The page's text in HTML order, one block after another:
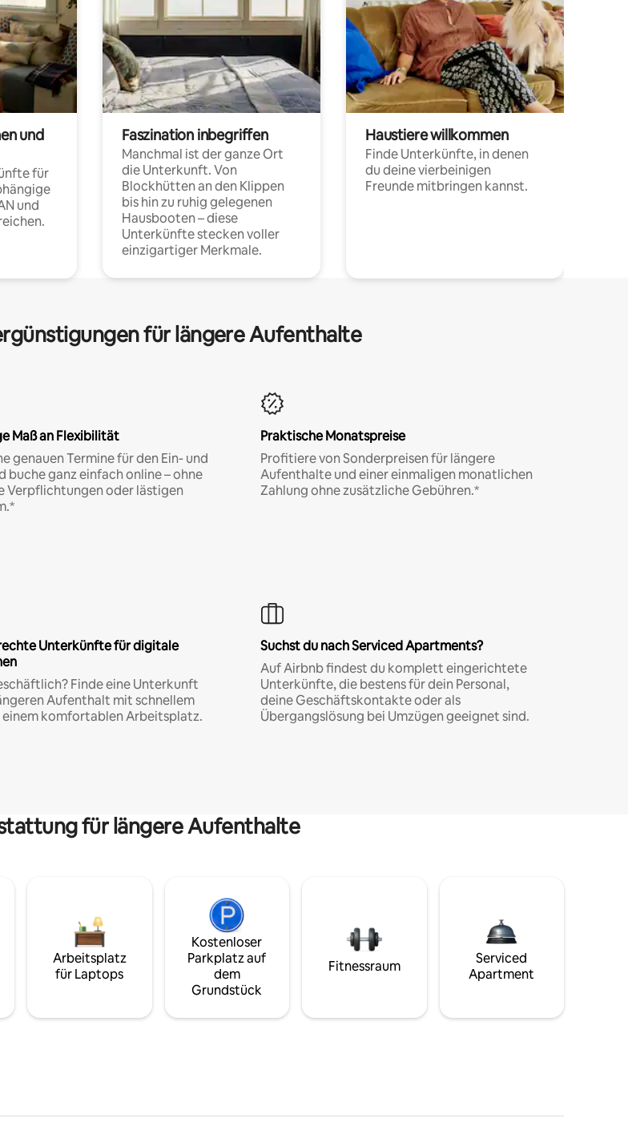
und
für
und
Faszination inbegriffen
Manchmal ist der ganze Ort
die Unterkunft. Von
Blockhütten an den Klippen
bis hin zu ruhig gelegenen
Hausbooten – diese
Unterkünfte stecken voller
einzigartiger Merkmale.
Haustiere willkommen
Finde Unterkünfte, in denen
du deine vierbeinigen
Freunde mitbringen kannst.
für längere Aufenthalte
Maß an Flexibilität
genauen Termine für den Ein- und
buche ganz einfach online – ohne
Verpflichtungen oder lästigen
Praktische Monatspreise
Profitiere von Sonderpreisen für längere
Aufenthalte und einer einmaligen monatlichen
Zahlung ohne zusätzliche Gebühren.*
Unterkünfte für digitale
Finde eine Unterkunft
Aufenthalt mit schnellem
einem komfortablen Arbeitsplatz.
Suchst du nach Serviced Apartments?
Auf Airbnb findest du komplett eingerichtete
Unterkünfte, die bestens für dein Personal,
deine Geschäftskontakte oder als
Übergangslösung bei Umzügen geeignet sind.
für längere Aufenthalte
Arbeitsplatz
für Laptops
Kostenloser
Parkplatz auf
dem
Grundstück
Fitnessraum
Serviced
Apartment